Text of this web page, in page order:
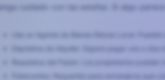
tenga cuidado con las estafas. Si algo